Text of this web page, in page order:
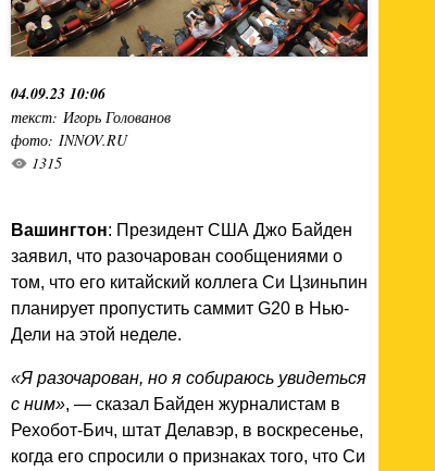
04.09.23 10:06
текст: Игорь Голованов
фото: INNOV.RU
1315
Вашингтон: Президент США Джо Байден
заявил, что разочарован сообщениями о
том, что его китайский коллега Си Цзиньпин
планирует пропустить саммит G20 в Нью-
Дели на этой неделе.
«Я разочарован, но я собираюсь увидеться
с ним», — сказал Байден журналистам в
Рехобот-Бич, штат Делавэр, в воскресенье,
когда его спросили о признаках того, что Си